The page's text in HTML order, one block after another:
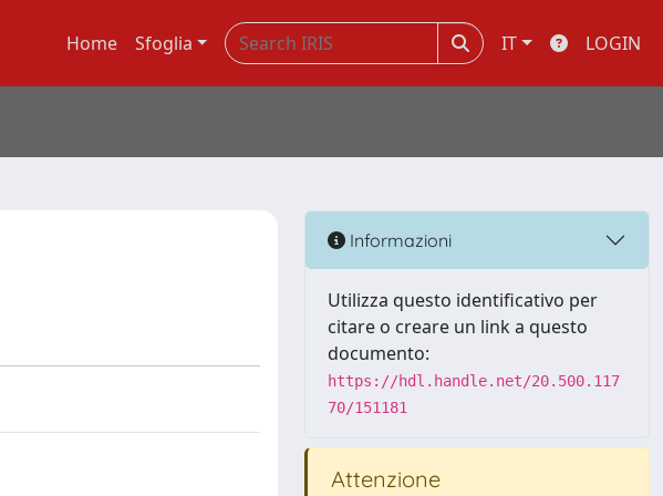
Home Sfoglia IT LOGIN
Informazioni
Utilizza questo identificativo per
citare o creare un link a questo
documento:
https://hdl.handle.net/20.500.117
70/151181
Attenzione